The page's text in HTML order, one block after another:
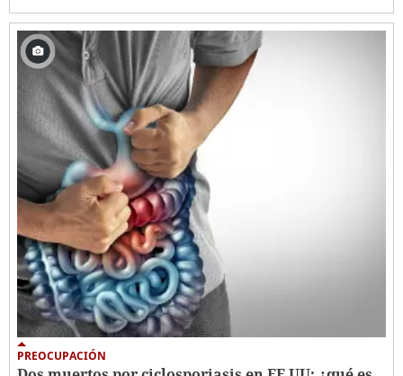
PREOCUPACIÓN